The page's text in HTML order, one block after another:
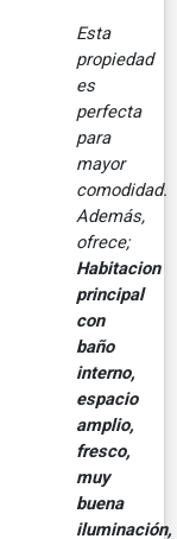
Esta
propiedad
es
perfecta
para
mayor
comodidad.
Además,
ofrece;
Habitacion
principal
con
baño
interno,
espacio
amplio,
fresco,
muy
buena
iluminación,